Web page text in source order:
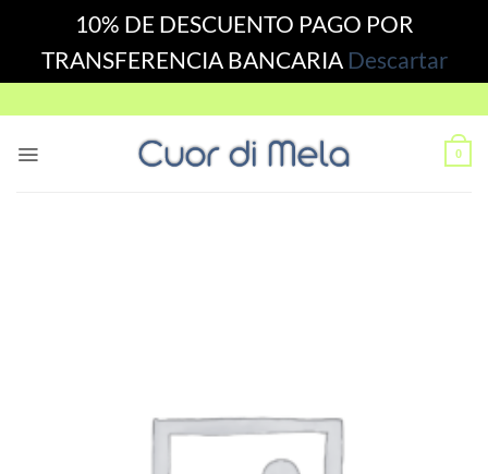
10% DE DESCUENTO PAGO POR
TRANSFERENCIA BANCARIA Descartar
to
0